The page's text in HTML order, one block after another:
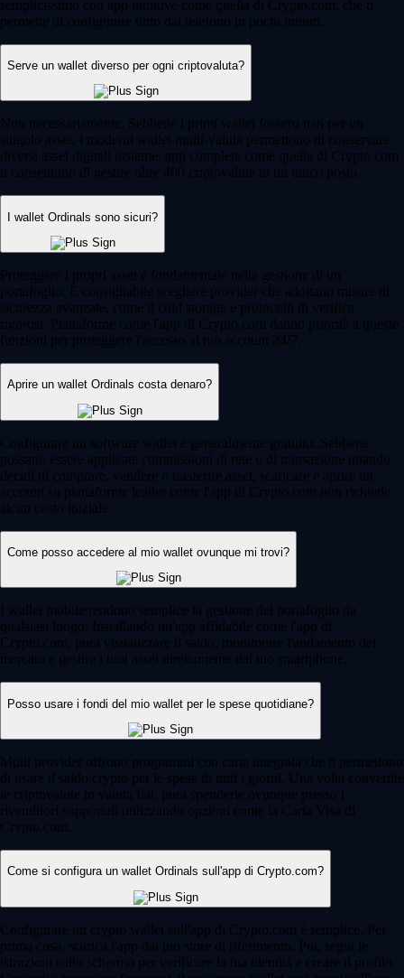
semplicissimo con app intuitive come quella di Crypto.com, che ti
permette di configurare tutto dal telefono in pochi minuti.
Serve un wallet diverso per ogni criptovaluta?
Non necessariamente. Sebbene i primi wallet fossero nati per un
singolo asset, i moderni wallet multi-valuta permettono di conservare
diversi asset digitali insieme. app complete come quella di Crypto.com
ti consentono di gestire oltre 400 criptovalute in un unico posto.
I wallet Ordinals sono sicuri?
Proteggere i propri asset è fondamentale nella gestione di un
portafoglio. È consigliabile scegliere provider che adottano misure di
sicurezza avanzate, come il cold storage e protocolli di verifica
rigorosi. Piattaforme come l'app di Crypto.com danno priorità a queste
funzioni per proteggere l'accesso al tuo account 24/7.
Aprire un wallet Ordinals costa denaro?
Configurare un software wallet è generalmente gratuito. Sebbene
possano essere applicate commissioni di rete o di transazione quando
decidi di comprare, vendere o trasferire asset, scaricare e aprire un
account su piattaforme leader come l'app di Crypto.com non richiede
alcun costo iniziale.
Come posso accedere al mio wallet ovunque mi trovi?
I wallet mobile rendono semplice la gestione del portafoglio da
qualsiasi luogo. Installando un'app affidabile come l'app di
Crypto.com, puoi visualizzare il saldo, monitorare l'andamento del
mercato e gestire i tuoi asset direttamente dal tuo smartphone.
Posso usare i fondi del mio wallet per le spese quotidiane?
Molti provider offrono programmi con carta integrata che ti permettono
di usare il saldo crypto per le spese di tutti i giorni. Una volta convertite
le criptovalute in valuta fiat, puoi spenderle ovunque presso i
rivenditori supportati utilizzando opzioni come la Carta Visa di
Crypto.com.
Come si configura un wallet Ordinals sull'app di Crypto.com?
Configurare un crypto wallet sull'app di Crypto.com è semplice. Per
prima cosa, scarica l'app dal tuo store di riferimento. Poi, segui le
istruzioni sullo schermo per verificare la tua identità e creare il profilo.